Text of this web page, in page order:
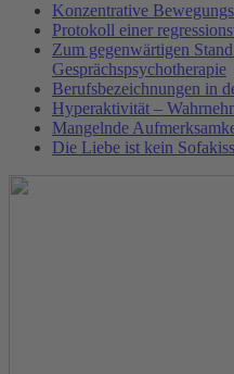
Konzentrative
Protokoll einer
Zum gegenwärtigen
Gesprächspsychotherapie
Berufsbezeichnungen in
Hyperaktivität –
Mangelnde
Die Liebe ist kein